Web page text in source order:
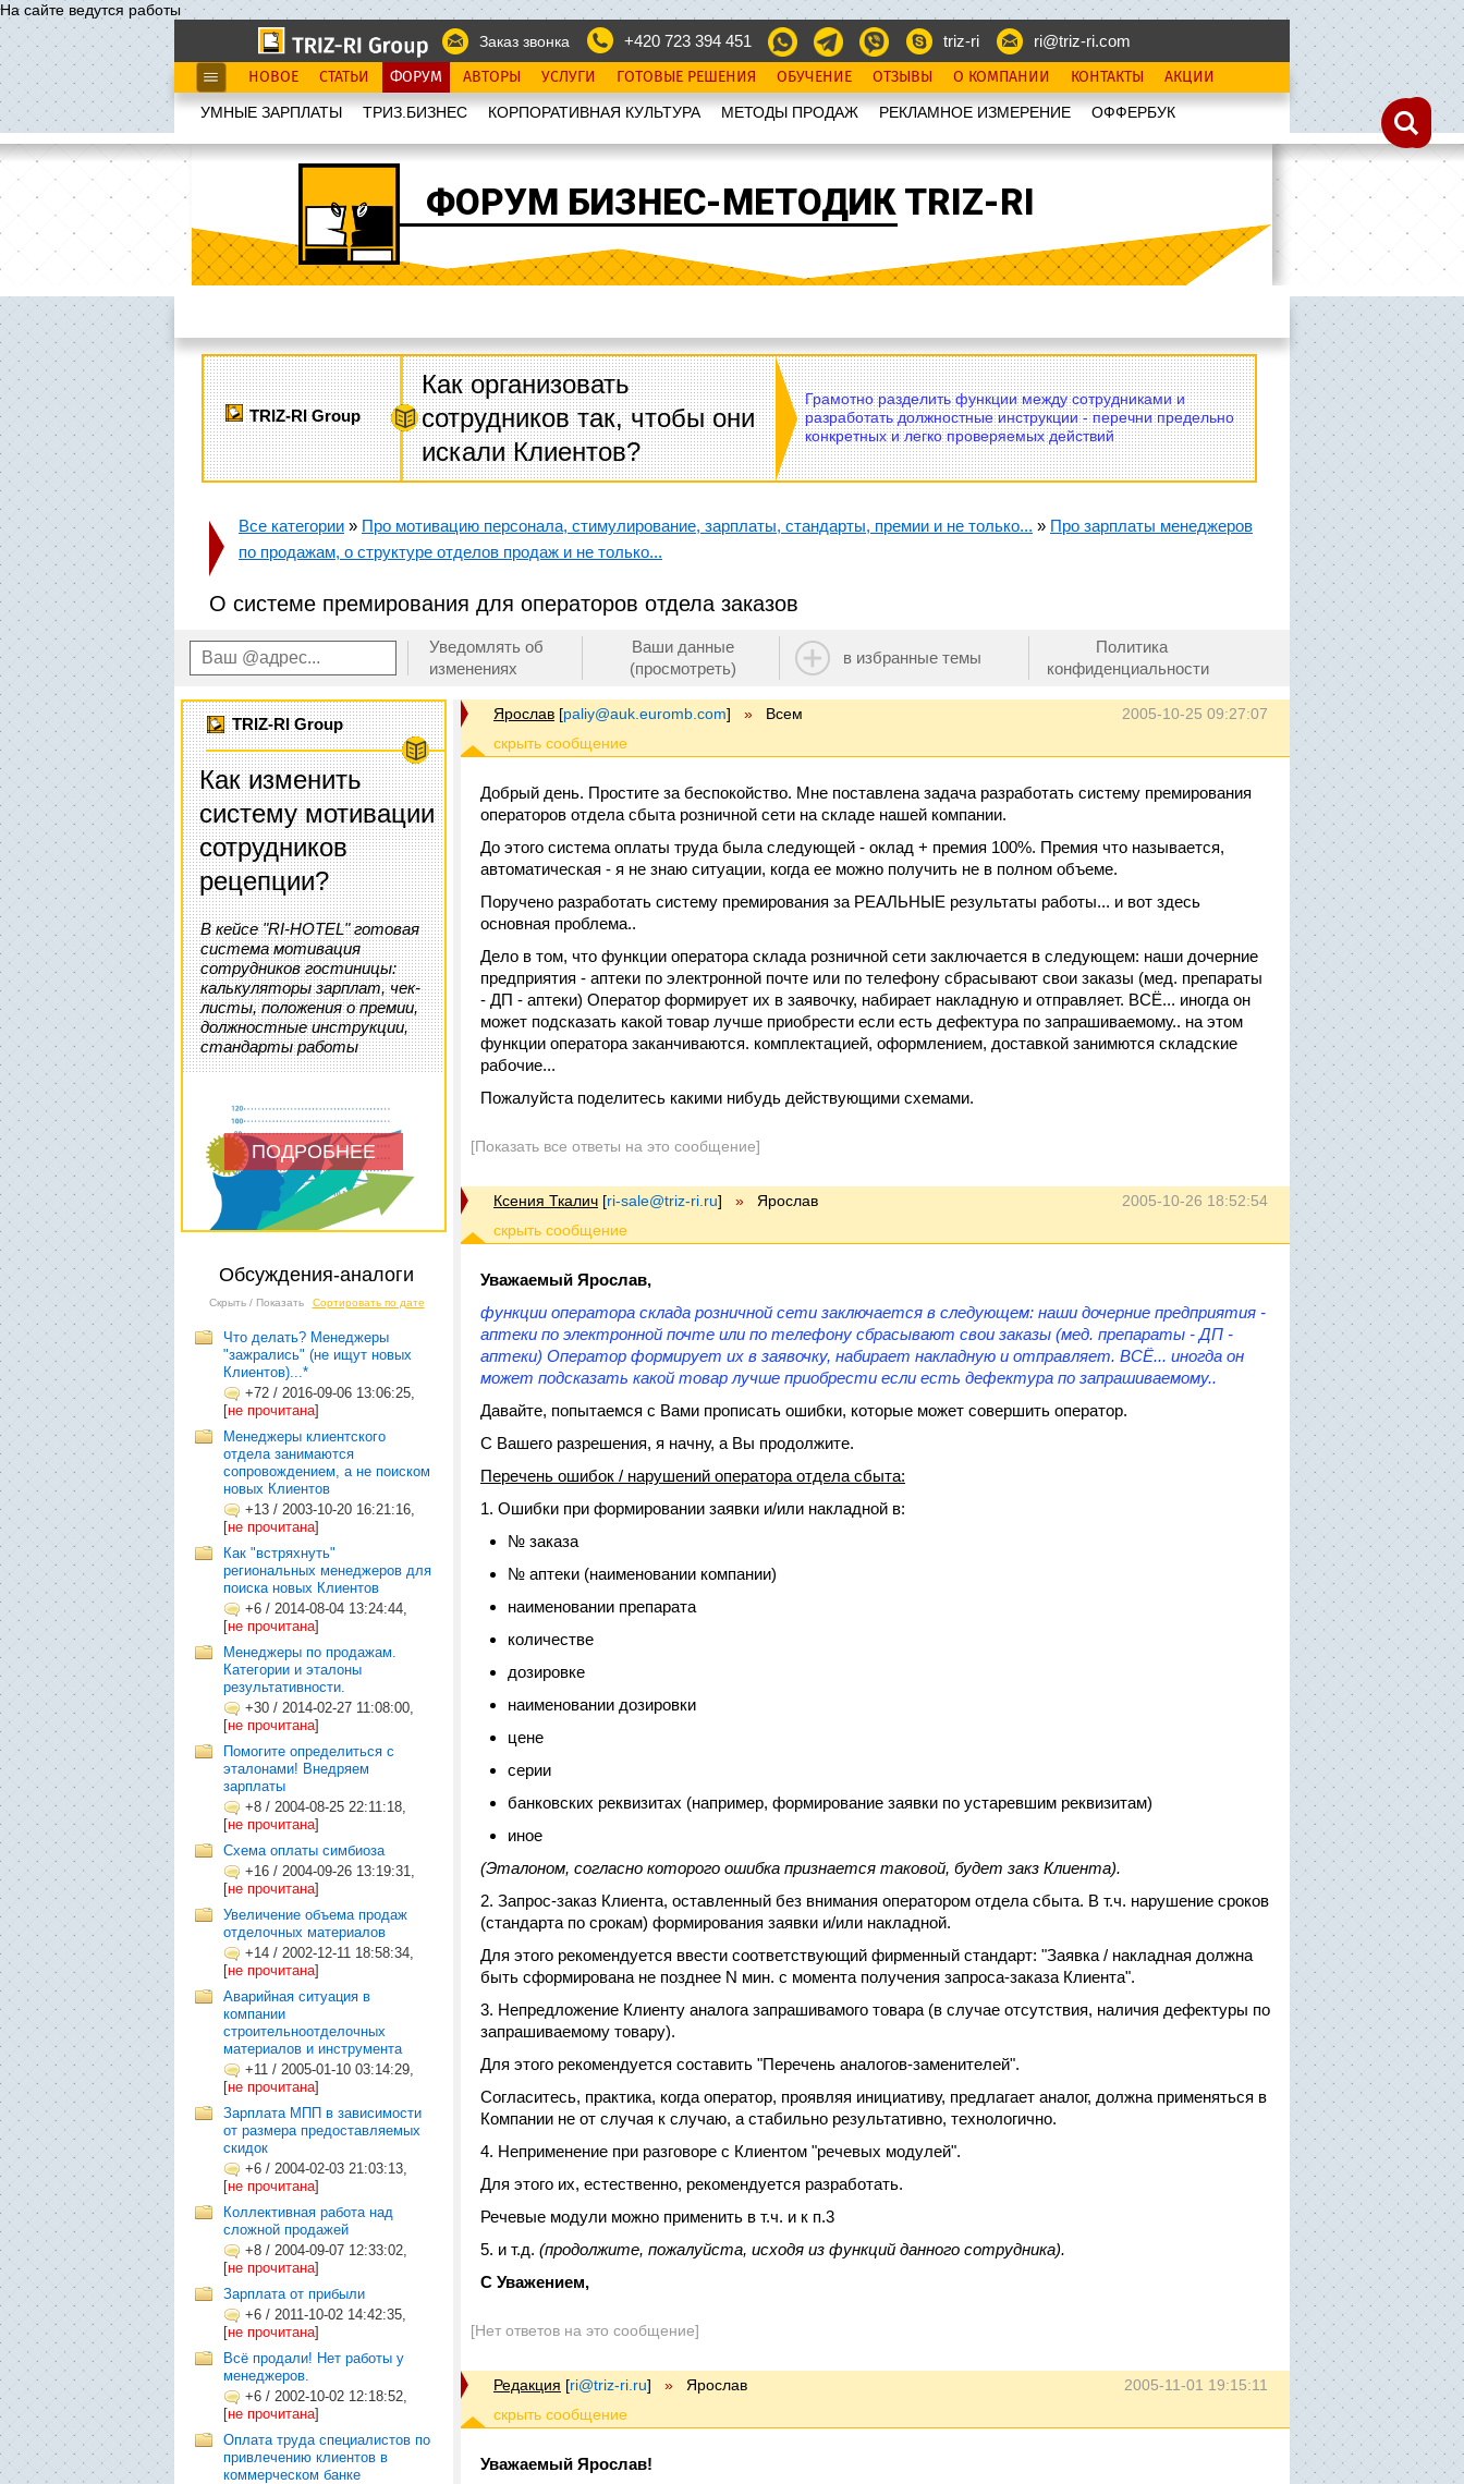
На сайте ведутся работы
Заказ звонка
+420 723 394 451 triz-ri ri@triz-ri.com
НОВОЕ СТАТЬИ ФОРУМ АВТОРЫ УСЛУГИ ГОТОВЫЕ РЕШЕНИЯ ОБУЧЕНИЕ ОТЗЫВЫ О КОМПАНИИ КОНТАКТЫ АКЦИИ
УМНЫЕ ЗАРПЛАТЫ ТРИЗ.БИЗНЕС КОРПОРАТИВНАЯ КУЛЬТУРА МЕТОДЫ ПРОДАЖ РЕКЛАМНОЕ ИЗМЕРЕНИЕ OФФЕРБУК
ФОРУМ БИЗНЕС-МЕТОДИК TRIZ-RI
TRIZ-RI Group
Как организовать
сотрудников так, чтобы они
искали Клиентов?
Грамотно разделить функции между сотрудниками и
разработать должностные инструкции - перечни предельно
конкретных и легко проверяемых действий
Все категории » Про мотивацию персонала, стимулирование, зарплаты, стандарты, премии и не только... » Про зарплаты менеджеров
по продажам, о структуре отделов продаж и не только...
О системе премирования для операторов отдела заказов
Уведомлять об
изменениях
Ваши данные
(просмотреть)
в избранные темы
Политика
конфиденциальности
TRIZ-RI Group
Как изменить
систему мотивации
сотрудников
рецепции?
В кейсе "RI-HOTEL" готовая
система мотивация
сотрудников гостиницы:
калькуляторы зарплат, чек-
листы, положения о премии,
должностные инструкции,
стандарты работы
ПОДРОБНЕЕ
Обсуждения-аналоги
Скрыть / Показать Сортировать по дате
Что делать? Менеджеры
"зажрались" (не ищут новых
Клиентов)...*
+72 / 2016-09-06 13:06:25,
[не прочитана]
Менеджеры клиентского
отдела занимаются
сопровождением, а не поиском
новых Клиентов
+13 / 2003-10-20 16:21:16,
[не прочитана]
Как "встряхнуть"
региональных менеджеров для
поиска новых Клиентов
+6 / 2014-08-04 13:24:44,
[не прочитана]
Менеджеры по продажам.
Категории и эталоны
результативности.
+30 / 2014-02-27 11:08:00,
[не прочитана]
Помогите определиться с
эталонами! Внедряем
зарплаты
+8 / 2004-08-25 22:11:18,
[не прочитана]
Схема оплаты симбиоза
+16 / 2004-09-26 13:19:31,
[не прочитана]
Увеличение объема продаж
отделочных материалов
+14 / 2002-12-11 18:58:34,
[не прочитана]
Аварийная ситуация в
компании
строительноотделочных
материалов и инструмента
+11 / 2005-01-10 03:14:29,
[не прочитана]
Зарплата МПП в зависимости
от размера предоставляемых
скидок
+6 / 2004-02-03 21:03:13,
[не прочитана]
Коллективная работа над
сложной продажей
+8 / 2004-09-07 12:33:02,
[не прочитана]
Зарплата от прибыли
+6 / 2011-10-02 14:42:35,
[не прочитана]
Всё продали! Нет работы у
менеджеров.
+6 / 2002-10-02 12:18:52,
[не прочитана]
Оплата труда специалистов по
привлечению клиентов в
коммерческом банке
2005-10-25 09:27:07
Ярослав [paliy@auk.euromb.com] » Всем
Добрый день. Простите за беспокойство. Мне поставлена задача разработать систему премирования
операторов отдела сбыта розничной сети на складе нашей компании.
До этого система оплаты труда была следующей - оклад + премия 100%. Премия что называется,
автоматическая - я не знаю ситуации, когда ее можно получить не в полном объеме.
Поручено разработать систему премирования за РЕАЛЬНЫЕ результаты работы... и вот здесь
основная проблема..
Дело в том, что функции оператора склада розничной сети заключается в следующем: наши дочерние
предприятия - аптеки по электронной почте или по телефону сбрасывают свои заказы (мед. препараты
- ДП - аптеки) Оператор формирует их в заявочку, набирает накладную и отправляет. ВСЁ... иногда он
может подсказать какой товар лучше приобрести если есть дефектура по запрашиваемому.. на этом
функции оператора заканчиваются. комплектацией, оформлением, доставкой занимются складские
рабочие...
Пожалуйста поделитесь какими нибудь действующими схемами.
[Показать все ответы на это сообщение]
2005-10-26 18:52:54
Ксения Ткалич [ri-sale@triz-ri.ru] » Ярослав
Уважаемый Ярослав,
функции оператора склада розничной сети заключается в следующем: наши дочерние предприятия -
аптеки по электронной почте или по телефону сбрасывают свои заказы (мед. препараты - ДП -
аптеки) Оператор формирует их в заявочку, набирает накладную и отправляет. ВСЁ... иногда он
может подсказать какой товар лучше приобрести если есть дефектура по запрашиваемому..
Давайте, попытаемся с Вами прописать ошибки, которые может совершить оператор.
С Вашего разрешения, я начну, а Вы продолжите.
Перечень ошибок / нарушений оператора отдела сбыта:
1. Ошибки при формировании заявки и/или накладной в:
№ заказа
№ аптеки (наименовании компании)
наименовании препарата
количестве
дозировке
наименовании дозировки
цене
серии
банковских реквизитах (например, формирование заявки по устаревшим реквизитам)
иное
(Эталоном, согласно которого ошибка признается таковой, будет закз Клиента).
2. Запрос-заказ Клиента, оставленный без внимания оператором отдела сбыта. В т.ч. нарушение сроков
(стандарта по срокам) формирования заявки и/или накладной.
Для этого рекомендуется ввести соответствующий фирменный стандарт: "Заявка / накладная должна
быть сформирована не позднее N мин. с момента получения запроса-заказа Клиента".
3. Непредложение Клиенту аналога запрашивамого товара (в случае отсутствия, наличия дефектуры по
запрашиваемому товару).
Для этого рекомендуется составить "Перечень аналогов-заменителей".
Согласитесь, практика, когда оператор, проявляя инициативу, предлагает аналог, должна применяться в
Компании не от случая к случаю, а стабильно результативно, технологично.
4. Неприменение при разговоре с Клиентом "речевых модулей".
Для этого их, естественно, рекомендуется разработать.
Речевые модули можно применить в т.ч. и к п.3
5. и т.д. (продолжите, пожалуйста, исходя из функций данного сотрудника).
С Уважением,
[Нет ответов на это сообщение]
2005-11-01 19:15:11
Редакция [ri@triz-ri.ru] » Ярослав
Уважаемый Ярослав!